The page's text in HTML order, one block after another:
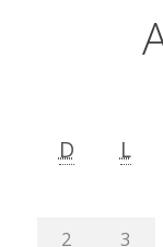
D L
2
3